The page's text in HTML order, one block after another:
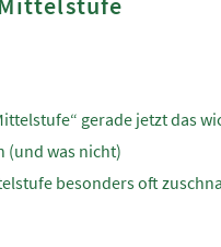
gerade jetzt das
(und was nicht)
besonders oft